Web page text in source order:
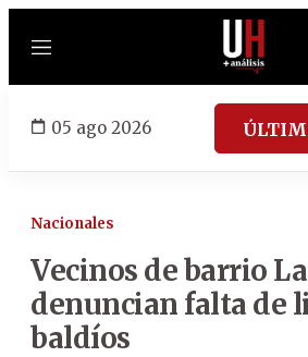
Menú
05 ago 2026
Nacionales
Vecinos de barrio
denuncian falta de
baldíos